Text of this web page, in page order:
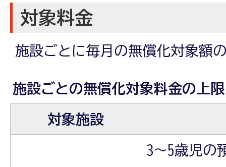
対象料金
施設ごとに毎月の無償化対象額
施設ごとの無償化対象料金の上限
対象施設
3～5歳児の